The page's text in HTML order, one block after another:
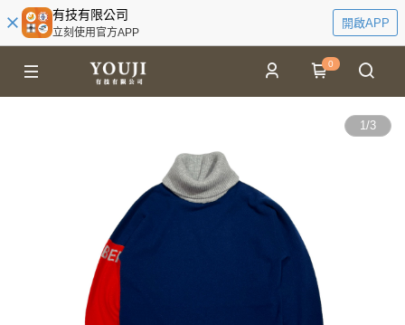
有技有限公司
立刻使用官方APP
開啟APP
0
1/3